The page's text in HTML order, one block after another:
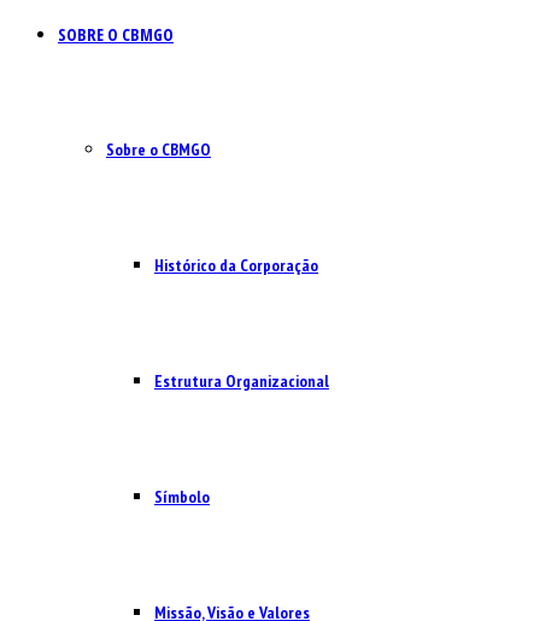
SOBRE O CBMGO
Sobre o CBMGO
Histórico da Corporação
Estrutura Organizacional
Símbolo
Missão, Visão e Valores